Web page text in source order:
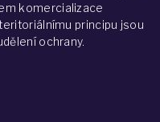
komercializace
principu jsou
ochrany.